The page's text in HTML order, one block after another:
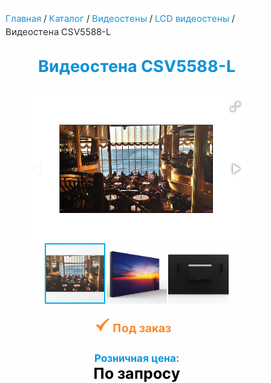
Главная/ Каталог/ Видеостены / LCD видеостены /
Видеостена CSV5588-L
Видеостена CSV5588-L
Под заказ
Розничная цена:
По запросу